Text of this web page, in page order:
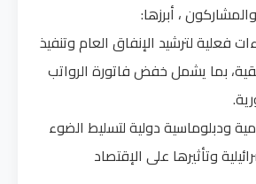
، أبرزها:
فعلية لترشيد الإنفاق العام وتنفيذ
بما يشمل خفض فاتورة الرواتب
ودبلوماسية دولية لتسليط الضوء
وتأثيرها على الإقتصاد